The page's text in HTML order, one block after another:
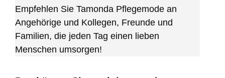
Empfehlen Sie Tamonda Pflegemode an
Angehörige und Kollegen, Freunde und
Familien, die jeden Tag einen lieben
Menschen umsorgen!